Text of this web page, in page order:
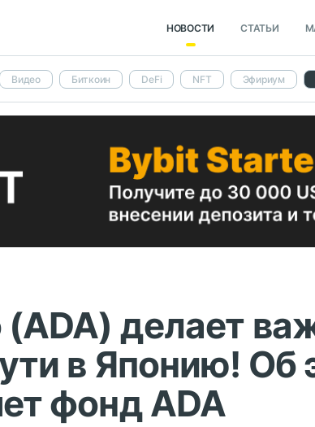
НОВОСТИ СТАТЬИ
Видео Биткоин DeFi NFT Эфириум
(ADA) делает
в Японию! Об
фонд ADA